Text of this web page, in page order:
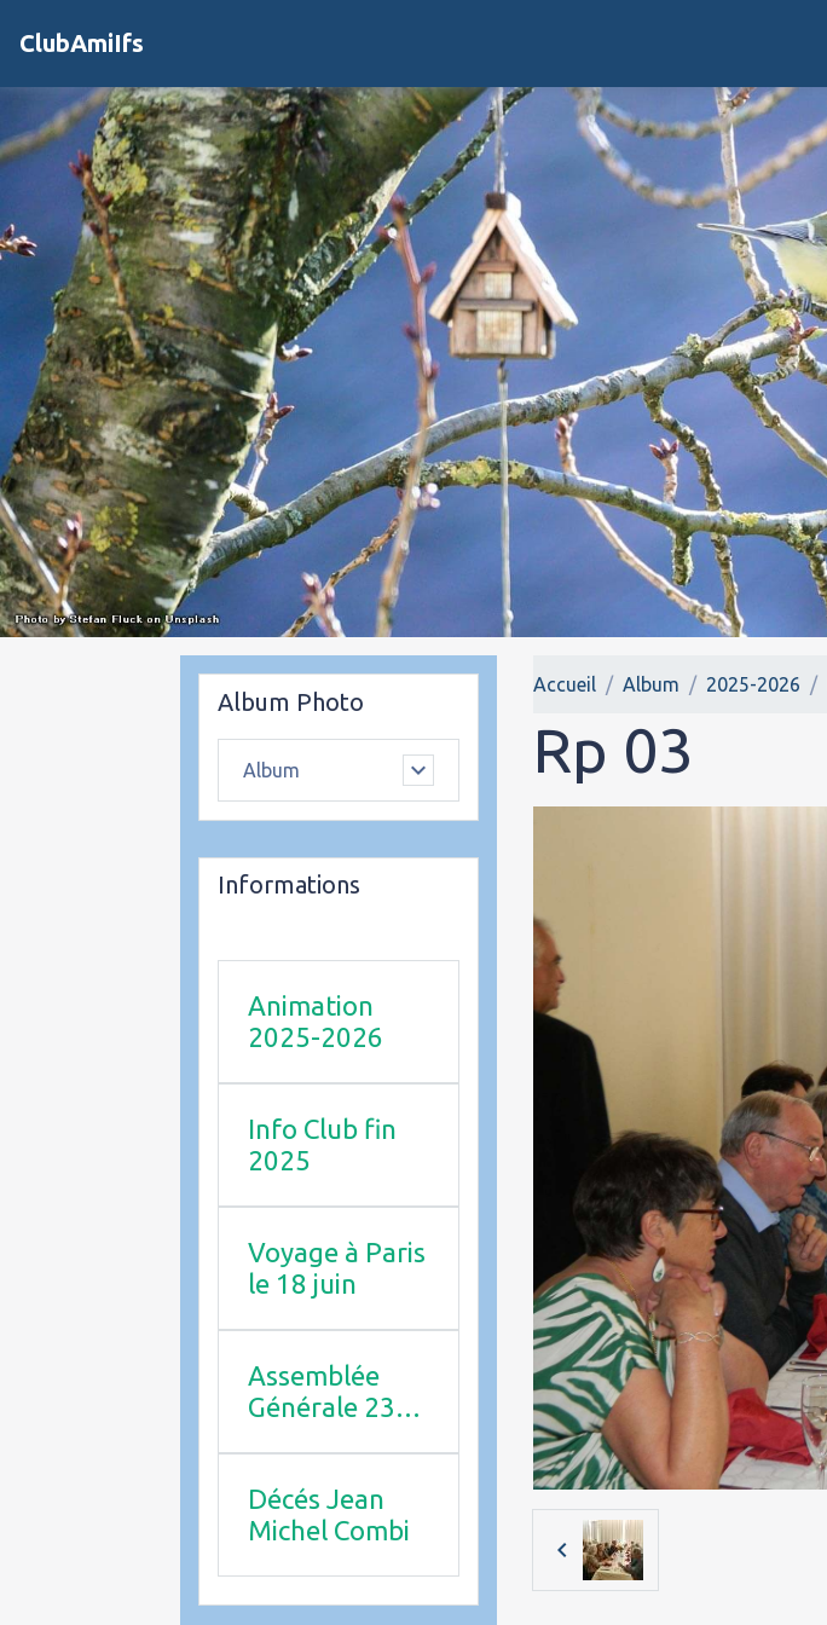
ClubAmiIfs
Accueil Album 2025-2026
Rp 03
Album Photo
Album
Informations
Animation
2025-2026
Info Club fin
2025
Voyage à Paris
le 18 juin
Assemblée
Générale 23
Décés Jean
Michel Combi